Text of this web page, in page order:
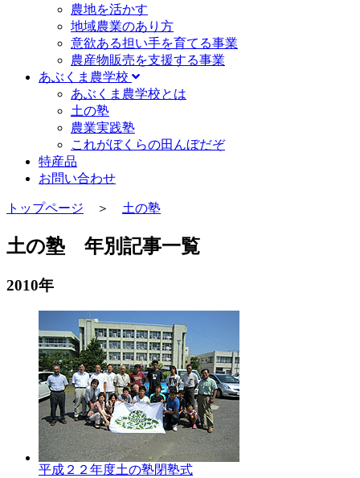
農地を活かす
地域農業のあり方
意欲ある担い手を育てる事業
農産物販売を支援する事業
あぶくま農学校
あぶくま農学校とは
土の塾
農業実践塾
これがぼくらの田んぼだぞ
特産品
お問い合わせ
トップページ ＞ 土の塾
土の塾 年別記事一覧
2010年
平成２２年度土の塾閉塾式